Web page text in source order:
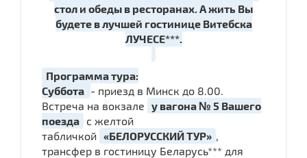
стол и обеды в ресторанах. А жить Вы
будете в лучшей гостинице Витебска
ЛУЧЕСЕ***.
Программа тура:
Суббота - приезд в Минск до 8.00.
Встреча на вокзале у вагона № 5 Вашего
поезда с желтой
табличкой «БЕЛОРУССКИЙ ТУР»
трансфер в гостиницу Беларусь*** для